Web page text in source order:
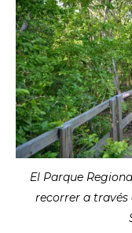
El Parque
recorrer a través